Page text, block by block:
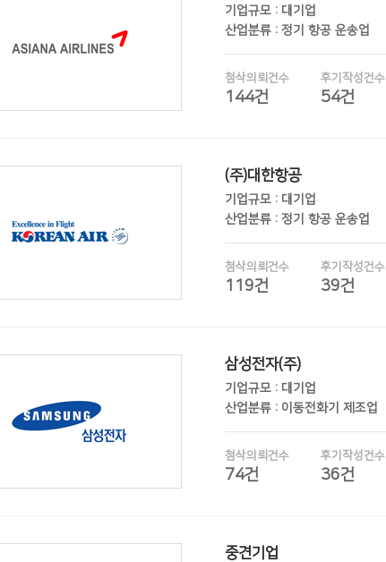
기업규모 : 대기업
산업분류 : 정기 항공 운송업
첨삭의뢰건수
144건
후기작성건수
54건
(주)대한항공
기업규모 : 대기업
산업분류 : 정기 항공 운송업
첨삭의뢰건수
119건
후기작성건수
39건
삼성전자(주)
기업규모 : 대기업
산업분류 : 이동전화기 제조업
첨삭의뢰건수
74건
후기작성건수
36건
중견기업